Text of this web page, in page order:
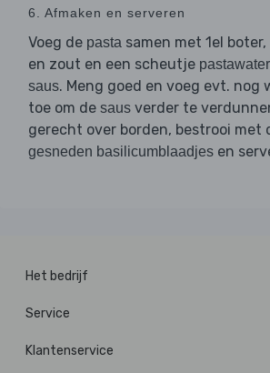
6. Afmaken en serveren
Voeg de pasta samen met 1el
en zout en een scheutje pastawater
saus. Meng goed en voeg evt. nog
toe om de saus verder te
gerecht over borden, bestrooi met
gesneden basilicumblaadjes en
Het bedrijf
Service
Klantenservice